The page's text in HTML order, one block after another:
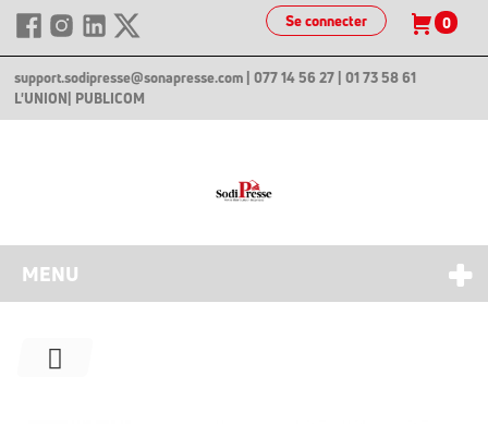
Se connecter 0
support.sodipresse@sonapresse.com | 077 14 56 27 | 01 73 58 61
L'UNION | PUBLICOM
MENU